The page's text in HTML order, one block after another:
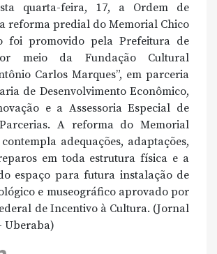
quarta-feira, 17, a Ordem de
reforma predial do Memorial Chico
foi promovido pela Prefeitura de
meio da Fundação Cultural
Carlos Marques”, em parceria
de Desenvolvimento Econômico,
e a Assessoria Especial de
A reforma do Memorial
adequações, adaptações,
em toda estrutura física e a
espaço para futura instalação de
e museográfico aprovado por
de Incentivo à Cultura. (Jornal
Uberaba)